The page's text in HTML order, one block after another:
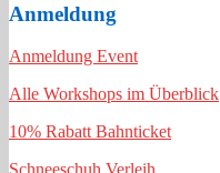
Anmeldung
Anmeldung Event
Alle Workshops im Überblick
10% Rabatt Bahnticket